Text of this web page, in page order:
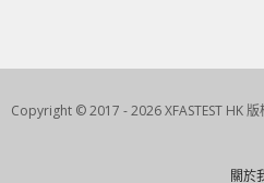
Copyright © 2017 - 2026 XFASTEST HK 版
關於